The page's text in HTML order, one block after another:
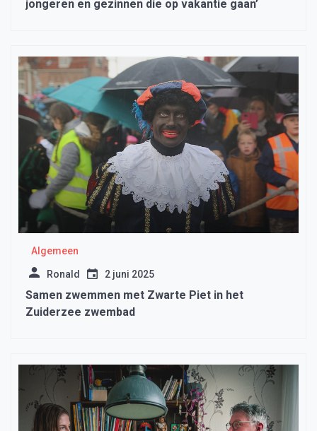
jongeren en gezinnen die op vakantie gaan’
Algemeen
Ronald 2 juni 2025
Samen zwemmen met Zwarte Piet in het
Zuiderzee zwembad